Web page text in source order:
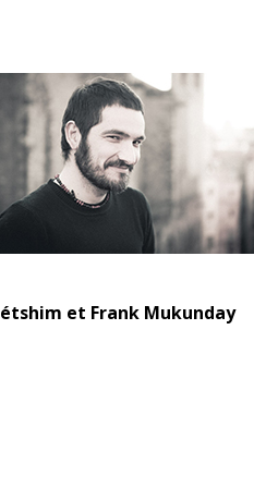
et Frank Mukunday